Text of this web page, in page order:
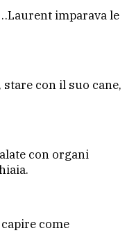
imparava le
con il suo cane,
con organi
come